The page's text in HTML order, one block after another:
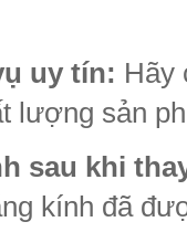
uy tín: Hãy
lượng sản
sau khi
kính đã